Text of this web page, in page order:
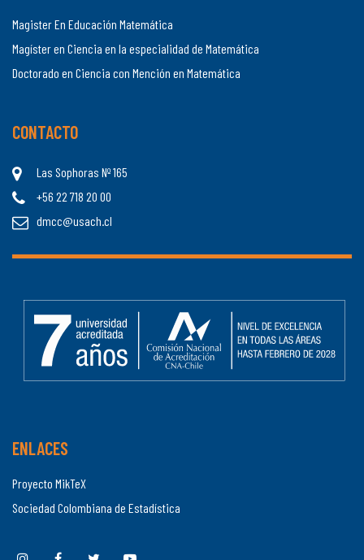
Magister En Educación Matemática
Magíster en Ciencia en la especialidad de Matemática
Doctorado en Ciencia con Mención en Matemática
CONTACTO
Las Sophoras Nº 165
+56 22 718 20 00
dmcc@usach.cl
ENLACES
Proyecto MikTeX
Sociedad Colombiana de Estadística